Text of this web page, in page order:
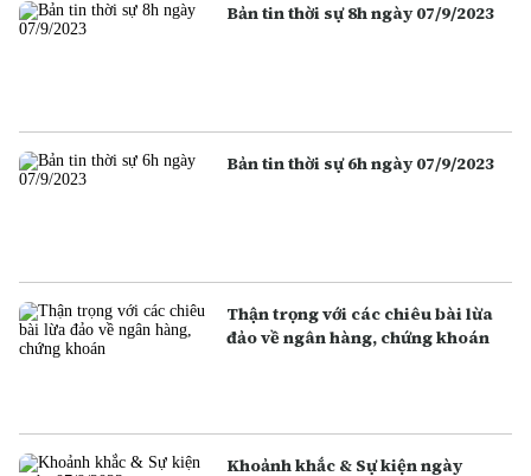
Bản tin thời sự 8h ngày 07/9/2023
Bản tin thời sự 6h ngày 07/9/2023
Thận trọng với các chiêu bài lừa
đảo về ngân hàng, chứng khoán
Khoảnh khắc & Sự kiện ngày